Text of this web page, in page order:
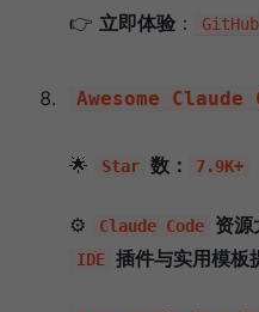
👉 立即体验 ： GitHub
Awesome Claude
🌟 Star 数： 7.9K+
⚙️ Claude Code 资源
IDE 插件与实用模板